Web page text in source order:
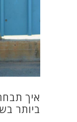
איך
ביותר